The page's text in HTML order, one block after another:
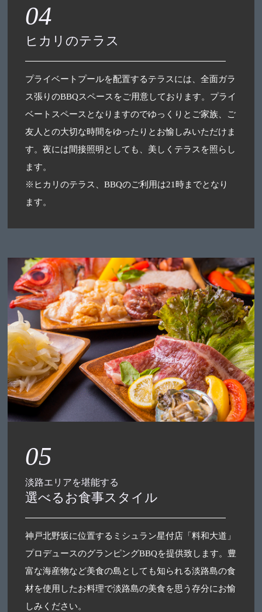
04
ヒカリのテラス
プライベートプールを配置するテラスには、全面ガラ
ス張りのBBQスペースをご用意しております。プライ
ベートスペースとなりますのでゆっくりとご家族、ご
友人との大切な時間をゆったりとお愉しみいただけま
す。夜には間接照明としても、美しくテラスを照らし
ます。
※ヒカリのテラス、BBQのご利用は21時までとなり
ます。
05
淡路エリアを堪能する
選べるお食事スタイル
神戸北野坂に位置するミシュラン星付店「料和大道」
プロデュースのグランピングBBQを提供致します。豊
富な海産物など美食の島としても知られる淡路島の食
材を使用したお料理で淡路島の美食を思う存分にお愉
しみください。